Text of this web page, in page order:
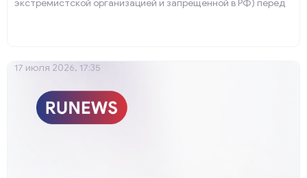
экстремистской организацией и запрещённой в РФ) перед
17 июля 2026, 17:35